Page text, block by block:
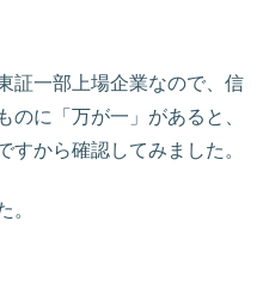
証一部上場企業なので、信
のに「万が一」があると、
すから確認してみました。
。